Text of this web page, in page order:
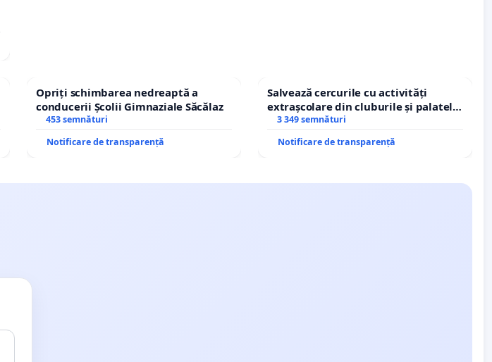
Opriți schimbarea nedreaptă a
conducerii Școlii Gimnaziale Săcălaz
453 semnături
Notificare de transparență
Salvează cercurile cu activități
extrașcolare din cluburile și palatele
copiilor
3 349 semnături
Notificare de transparență